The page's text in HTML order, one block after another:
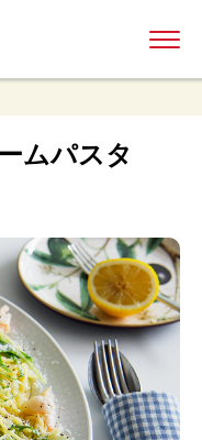
ムパスタ